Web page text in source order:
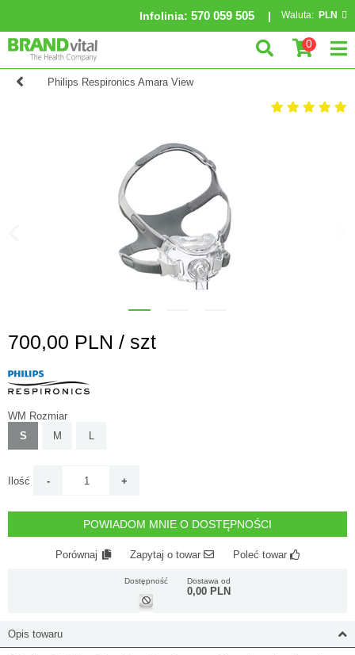
Infolinia: 570 059 505 Waluta: PLN
0
Philips Respironics Amara View
700,00 PLN / szt
WM Rozmiar
S
M L
Ilość
POWIADOM MNIE O DOSTĘPNOŚCI
Porównaj Zapytaj o towar Poleć towar
Dostępność Dostawa od
0,00 PLN
Opis towaru